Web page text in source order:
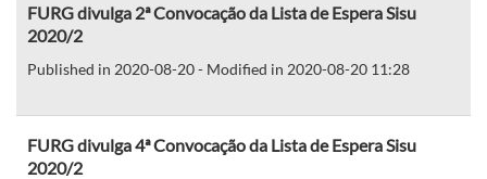
FURG divulga 2ª Convocação da Lista de Espera Sisu
2020/2
Published in 2020-08-20 - Modified in 2020-08-20 11:28
FURG divulga 4ª Convocação da Lista de Espera Sisu
2020/2